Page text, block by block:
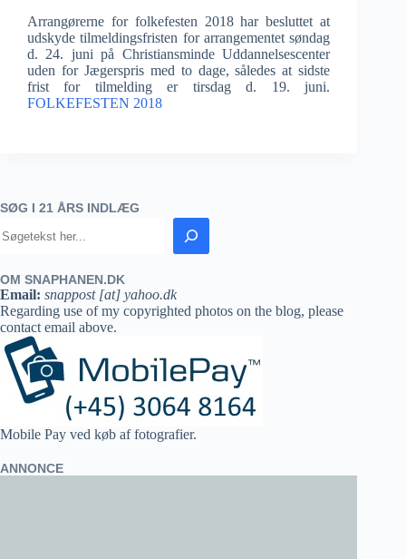
Arrangørerne for folkefesten 2018 har besluttet at
udskyde tilmeldingsfristen for arrangementet søndag
d. 24. juni på Christiansminde Uddannelsescenter
uden for Jægerspris med to dage, således at sidste
frist for tilmelding er tirsdag d. 19. juni.
FOLKEFESTEN 2018
SØG I 21 ÅRS INDLÆG
OM SNAPHANEN.DK
Email: snappost [at] yahoo.dk
Regarding use of my copyrighted photos on the blog, please
contact email above.
Mobile Pay ved køb af fotografier.
ANNONCE